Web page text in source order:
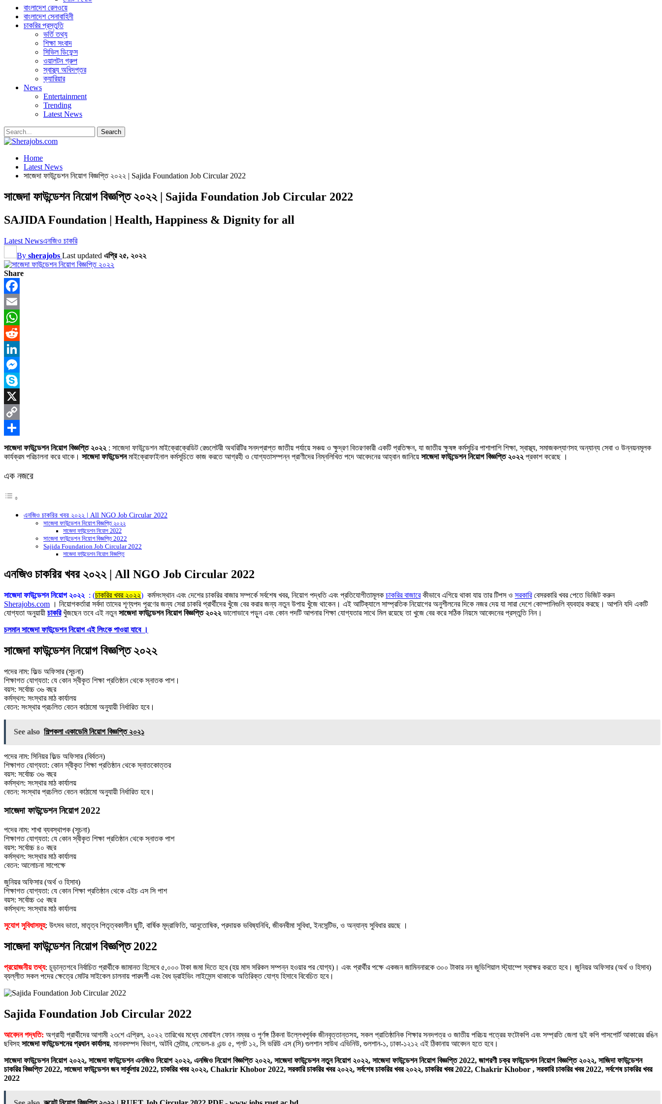
বাংলাদেশ রেলওয়ে
বাংলাদেশ সেনাবাহিনী
চাকরির প্রস্তুতি
ভর্তি তথ্য
শিক্ষা সংবাদ
সিভিল ডিফেন্স
ওয়ালটন গ্রুপ
স্বাস্থ্য অধিদপ্তর
ক্যারিয়ার
News
Entertainment
Trending
Latest News
Home
Latest News
সাজেদা ফাউন্ডেশন নিয়োগ বিজ্ঞপ্তি ২০২২ | Sajida Foundation Job Circular 2022
সাজেদা ফাউন্ডেশন নিয়োগ বিজ্ঞপ্তি ২০২২ | Sajida Foundation Job Circular 2022
SAJIDA Foundation | Health, Happiness & Dignity for all
Latest Newsএনজিও চাকরি
By sherajobs Last updated এপ্রি ২৫, ২০২২
Share
Facebook
Email
WhatsApp
Reddit
LinkedIn
Messenger
Skype
X
Copy
Link
Share
সাজেদা ফাউন্ডেশন নিয়োগ বিজ্ঞপ্তি ২০২২ : সাজেদা ফাউন্ডেশন মাইক্রোক্রেডিট রেগুলেটরী অথরিটির সনদপ্রাপ্ত জাতীয় পর্যায়ে সঞ্চয় ও ক্ষুদ্রণ বিতরণকারী একটি প্রতিক্ষন, যা জাতীয় ক্ষুষঙ্গ কর্মসুচির পাশাপাশি শিক্ষা, স্বাস্থ্য, সমাজকল্যাণসহ অন্যান্য সেবা ও উন্নয়নমূলক
কার্যক্রম পরিচালনা করে থাকে। সাজেদা ফাউন্ডেশনমাইক্রোফাইনাল কর্মসূচিতে কাজ করতে আগ্রহী ও যােগ্যতাসম্পন্ন প্রাণীদের নিম্নলিখিত পদে আবেদনের আহ্বান জানিয়ে সাজেদা ফাউন্ডেশন নিয়োগ বিজ্ঞপ্তি ২০২২ প্রকাশ করেছে ।
এক নজরে
এনজিও চাকরির খবর ২০২২ | All NGO Job Circular 2022
সাজেদা ফাউন্ডেশন নিয়োগ বিজ্ঞপ্তি ২০২২
সাজেদা ফাউন্ডেশন নিয়োগ 2022
সাজেদা ফাউন্ডেশন নিয়োগ বিজ্ঞপ্তি 2022
Sajida Foundation Job Circular 2022
সাজেদা ফাউন্ডেশন নিয়োগ বিজ্ঞপ্তি
এনজিও চাকরির খবর ২০২২ | All NGO Job Circular 2022
সাজেদা ফাউন্ডেশন নিয়োগ ২০২২ : (চাকরির খবর ২০২২) কর্মসংস্থান এবং দেশের চাকরির বাজার সম্পর্কে সর্বশেষ খবর, নিয়োগ পদ্ধতি এবং প্রতিযোগীতামূলক চাকরির বাজারেকীভাবে এগিয়ে থাকা যায় তার টিপস ও সরকারিবেসরকারি খবর পেতে ভিজিট করুন
Sherajobs.com । নিয়োগকর্তারা সর্বদা তাদের শূণ্যপদ পূরণের জন্য সেরা চাকরি প্রার্থীদের খুঁজে বের করার জন্য নতুন উপায় খুঁজে থাকেন। এই আটিক্যালে সাম্প্রতিক নিয়োগের অনুশীলনের দিকে নজর দেয় যা সারা দেশে কোম্পানিগুলি ব্যবহার করছে। আপনি যদি একটি
যোগ্যতা অনুয়ায়ী চাকরিখুঁজছেন তবে এই নতুনসাজেদা ফাউন্ডেশন নিয়োগ বিজ্ঞপ্তি ২০২২ ভালোভাবে পড়ুন এবং কোন পদটি আপনার শিক্ষা যোগ্যতার সাথে মিল রয়েছে তা খুজে বের করে সঠিক নিয়মে আবেদনের প্রস্তুতি নিন।
চলমান সাজেদা ফাউন্ডেশন নিয়োগ এই লিংকে পাওয়া যাবে ।
সাজেদা ফাউন্ডেশন নিয়োগ বিজ্ঞপ্তি ২০২২
পদের নাম: ফিল্ড অফিসার (সূচনা)
শিক্ষাগত যোগ্যতা: যে কোন স্বীকৃত শিক্ষা প্রতিষ্ঠান থেকে স্নাতক পাশ।
বয়স: সর্বোচ্চ ৩৬ বছর
কর্মস্থল: সংস্থার মাঠ কার্যালয়
বেতন: সংস্থার প্রচলিত বেতন কাঠামাে অনুযায়ী নির্ধারিত হবে।
See also শিল্পকলা একাডেমি নিয়ােগ বিজ্ঞপ্তি ২০২১
পদের নাম: সিনিয়র ফিল্ড অফিসার (বির্বতন)
শিক্ষাগত যােগ্যতা: কোন স্বীকৃত শিক্ষা প্রতিষ্ঠান থেকে স্নাতকোত্তর
বয়স: সর্বোচ্চ ৩৬ বছর
কর্মস্থল: সংস্থার মাঠ কার্যালয়
বেতন: সংস্থার প্রচলিত বেতন কাঠামাে অনুযায়ী নির্ধারিত হবে।
সাজেদা ফাউন্ডেশন নিয়োগ 2022
পদের নাম: শাখা ব্যবস্থাপক (সূচনা)
শিক্ষাগত যােগ্যতা: যে কোন স্বীকৃত শিক্ষা প্রতিষ্ঠান থেকে স্নাতক পাশ
বয়স: সর্বোচ্চ ৪০ বছর
কর্মস্থল: সংস্থার মাঠ কার্যালয়
বেতন: আলােচনা সাপেক্ষে
জুনিয়র অফিসার (অর্থ ও হিসাব)
শিক্ষাগত যােগ্যতা: যে কোন শিক্ষা প্রতিষ্ঠান থেকে এইচ এস সি পাশ
বয়স: সর্বোচ্চ ৩৫ বছর
কর্মস্থল: সংস্থার মাঠ কার্যালয়
সুযোগ সুবিধাসমূহ: উৎসব ভাতা, মাতৃত্ব পিতৃত্বকালীন ছুটি, বার্ষিক মূদ্রাফিতি, আনুতােষিক, প্রদায়ক ভবিষ্যনিধি, জীবনবীমা সুবিধা, ইনসেন্টিভ, ও অন্যান্য সুবিধার রয়ছে ।
সাজেদা ফাউন্ডেশন নিয়োগ বিজ্ঞপ্তি 2022
প্রয়োজনীয় তথ্য: চূড়ান্তগবে নির্বাচিত প্রার্থীকে জামানত হিসেবে ৫,০০০ টাকা জমা দিতে হবে (হয় মাস সরিকল সম্পন্ন হওয়ার পর যােগ্য)। এবং প্রার্থীর পক্ষে একজন জামিননারকে ৩০০ টাকার নন জুডিশিয়াল স্ট্যাম্পে স্বাক্ষর করতে হবে। জুনিয়র অফিসার (অর্থ ও হিসাব)
ব্যল্লীত সকল পদের ক্ষেত্রে মােটর সাইকেল চালনায় পারদর্শী এবং বৈধ ড্রাইভিং লাইসেন্স থাকাকে অতিরিক্ত যােগ্য হিসাবে বিবেচিত হবে।
Sajida Foundation Job Circular 2022
আবেদন পদ্ধতি: অগ্রাহী প্রার্থীদের আগামী ২৩শে এপ্রিল, ২০২২ তারিখের মধ্যে মােবাইল ফোন নম্বর ও পূর্ণঙ্গ ঠিকনা উল্লেখপূর্বক জীনবৃত্তান্তসহ, সকল প্রাতিষ্ঠানিক শিক্ষার সনদপত্র ও জাতীয় পরিচয় পত্রের ফটোকপি এবং সম্প্রতি জেলা দুই কপি পাসপাের্ট আকারের রঙিন
ছবিসহসাজেদা ফাউন্ডেশনের প্রধান কার্যালয়, মানবসম্পদ বিভাগ, অটবি সেন্টার, লেভেল-৪ এন্ড ৫, প্লট ১২, সি ভরিউ এস (সি) গুলশান সাউথ এভিনিউ, গুলশান-১, ঢাকা-১২১২ এই ঠিকানায় আবেদন হতে হবে।
সাজেদা ফাউন্ডেশন নিয়োগ ২০২২, সাজেদা ফাউন্ডেশন এনজিও নিয়োগ ২০২২, এনজিও নিয়োগ বিজ্ঞপ্তি ২০২২, সাজেদা ফাউন্ডেশন নতুন নিয়োগ ২০২২, সাজেদা ফাউন্ডেশন নিয়োগ বিজ্ঞপ্তি 2022, জাগরণী চক্র ফাউন্ডেশন নিয়োগ বিজ্ঞপ্তি ২০২২, সাজিদা ফাউন্ডেশন
চাকরির বিজ্ঞপ্তি 2022, সাজেদা ফাউন্ডেশন জব সার্কুলার 2022, চাকরির খবর ২০২২, Chakrir Khobor 2022, সরকারি চাকরির খবর ২০২২, সর্বশেষ চাকরির খবর ২০২২, চাকরির খবর 2022, Chakrir Khobor , সরকারি চাকরির খবর 2022, সর্বশেষ চাকরির খবর
2022